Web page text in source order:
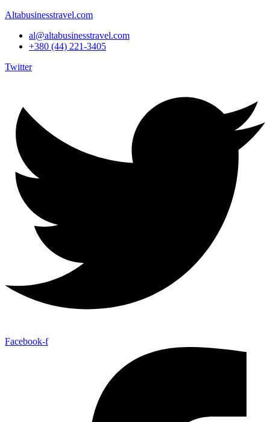
Altabusinesstravel.com
al@altabusinesstravel.com
+380 (44) 221-3405
Twitter
Facebook-f